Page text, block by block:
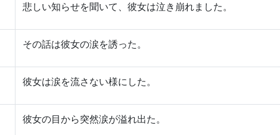
悲しい知らせを聞いて、彼女は泣き崩れました。
その話は彼女の涙を誘った。
彼女は涙を流さない様にした。
彼女の目から突然涙が溢れ出た。